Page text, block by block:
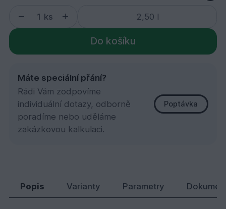
ks
Do košíku
Máte speciální přání?
Rádi Vám zodpovíme
individuální dotazy, odborně
poradíme nebo uděláme
zakázkovou kalkulaci.
Poptávka
Popis Varianty Parametry